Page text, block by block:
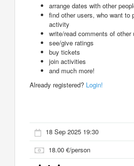
arrange dates with other
find other users, who want to
activity
write/read comments of other
see/give ratings
buy tickets
join activities
and much more!
Already registered? Login!
18 Sep 2025 19:30
18.00 €/person